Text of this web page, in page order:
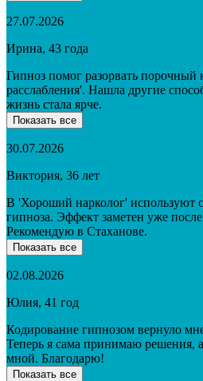
27.07.2026
Ирина, 43 года
Гипноз помог разорвать порочный
расслабления'. Нашла другие
жизнь стала ярче.
Показать все
30.07.2026
Виктория, 36 лет
В 'Хороший нарколог' используют
гипноза. Эффект заметен уже после
Рекомендую в Стаханове.
Показать все
02.08.2026
Юлия, 41 год
Кодирование гипнозом вернуло
Теперь я сама принимаю решения,
мной. Благодарю!
Показать все